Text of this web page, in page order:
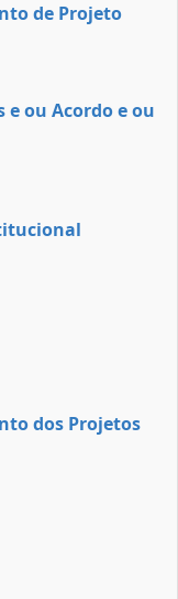
de Projeto
ou Acordo e ou
dos Projetos